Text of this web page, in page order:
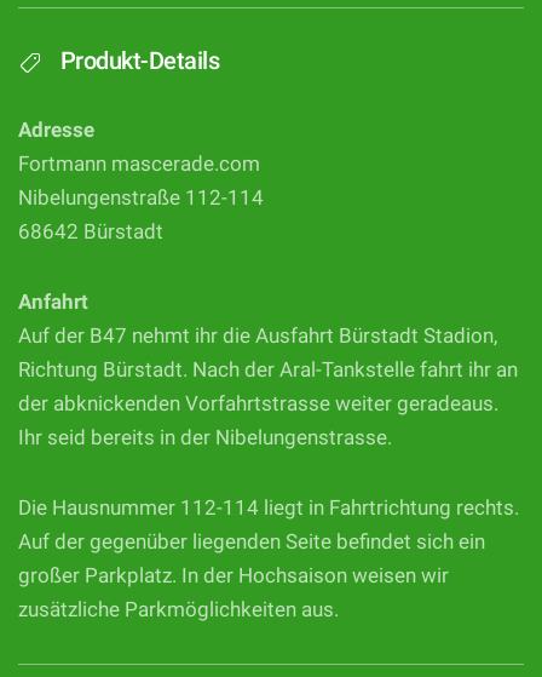
Produkt-Details
Adresse
Fortmann mascerade.com
Nibelungenstraße 112-114
68642 Bürstadt
Anfahrt
Auf der B47 nehmt ihr die Ausfahrt Bürstadt Stadion,
Richtung Bürstadt. Nach der Aral-Tankstelle fahrt ihr an
der abknickenden Vorfahrtstrasse weiter geradeaus.
Ihr seid bereits in der Nibelungenstrasse.
Die Hausnummer 112-114 liegt in Fahrtrichtung rechts.
Auf der gegenüber liegenden Seite befindet sich ein
großer Parkplatz. In der Hochsaison weisen wir
zusätzliche Parkmöglichkeiten aus.